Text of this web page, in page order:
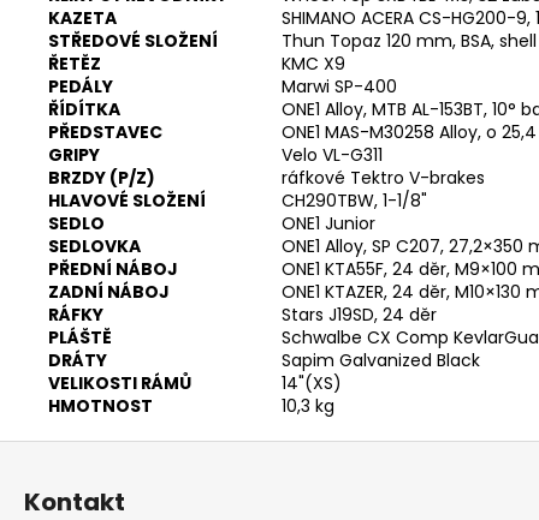
KAZETA
SHIMANO ACERA CS-HG200-9,
STŘEDOVÉ SLOŽENÍ
Thun Topaz 120 mm, BSA,
ŘETĚZ
KMC X9
PEDÁLY
Marwi SP-400
ŘÍDÍTKA
ONE1 Alloy, MTB AL-153BT,
PŘEDSTAVEC
ONE1 MAS-M30258 Alloy, o
GRIPY
Velo VL-G311
BRZDY (P/Z)
ráfkové Tektro V-brakes
HLAVOVÉ SLOŽENÍ
CH290TBW, 1-1/8"
SEDLO
ONE1 Junior
SEDLOVKA
ONE1 Alloy, SP C207, 27,2×350
PŘEDNÍ NÁBOJ
ONE1 KTA55F, 24 děr, M9×100
ZADNÍ NÁBOJ
ONE1 KTAZER, 24 děr, M10×130
RÁFKY
Stars J19SD, 24 děr
PLÁŠTĚ
Schwalbe CX Comp
DRÁTY
Sapim Galvanized Black
VELIKOSTI RÁMŮ
14"(XS)
HMOTNOST
10,3 kg
Z
Kontakt